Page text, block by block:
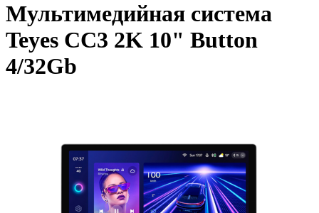
Мультимедийная система
Teyes CC3 2K 10" Button
4/32Gb